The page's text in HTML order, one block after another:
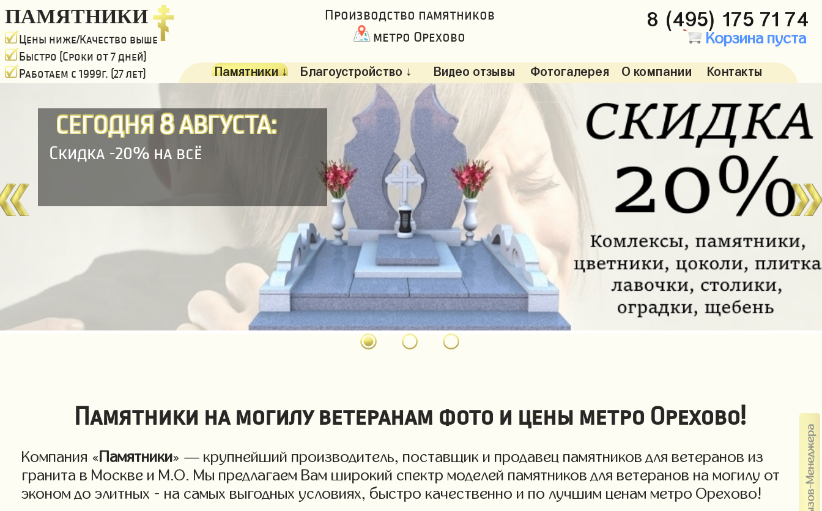
ПАМЯТНИКИ
Цены ниже/Качество выше
Быстро (Сроки от 7 дней)
Работаем с 1999г. (27 лет)
Производство памятников
метро Орехово
8 (495) 175 71 74
Корзина пуста
Памятники ↓ Благоустройство ↓ Видео отзывы Фотогалерея О компании Контакты
СЕГОДНЯ 8АВГУСТА:
Скидка -20% на всё
Памятники на могилу ветеранам фото и цены метро Орехово!
Компания « Памятники» — крупнейший производитель, поставщик и продавец памятников для ветеранов из
гранита в Москве и М.О. Мы предлагаем Вам широкий спектр моделей памятников для ветеранов на могилу от
эконом до элитных - на самых выгодных условиях, быстро качественно и по лучшим ценам метро Орехово!